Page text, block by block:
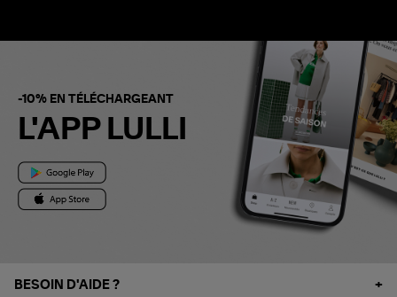
-10% EN TÉLÉCHARGEANT
L'APP LULLI
BESOIN D'AIDE ?